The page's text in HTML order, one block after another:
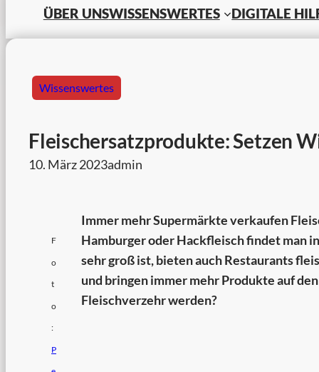
ÜBER UNSWISSENSWERTES DIGITALE
Wissenswertes
Fleischersatzprodukte: Setzen
10. März 2023admin
F
o
t
o
:
P
Immer mehr Supermärkte verkaufen
Hamburger oder Hackfleisch findet man
sehr groß ist, bieten auch Restaurants
und bringen immer mehr Produkte auf
Fleischverzehr werden?